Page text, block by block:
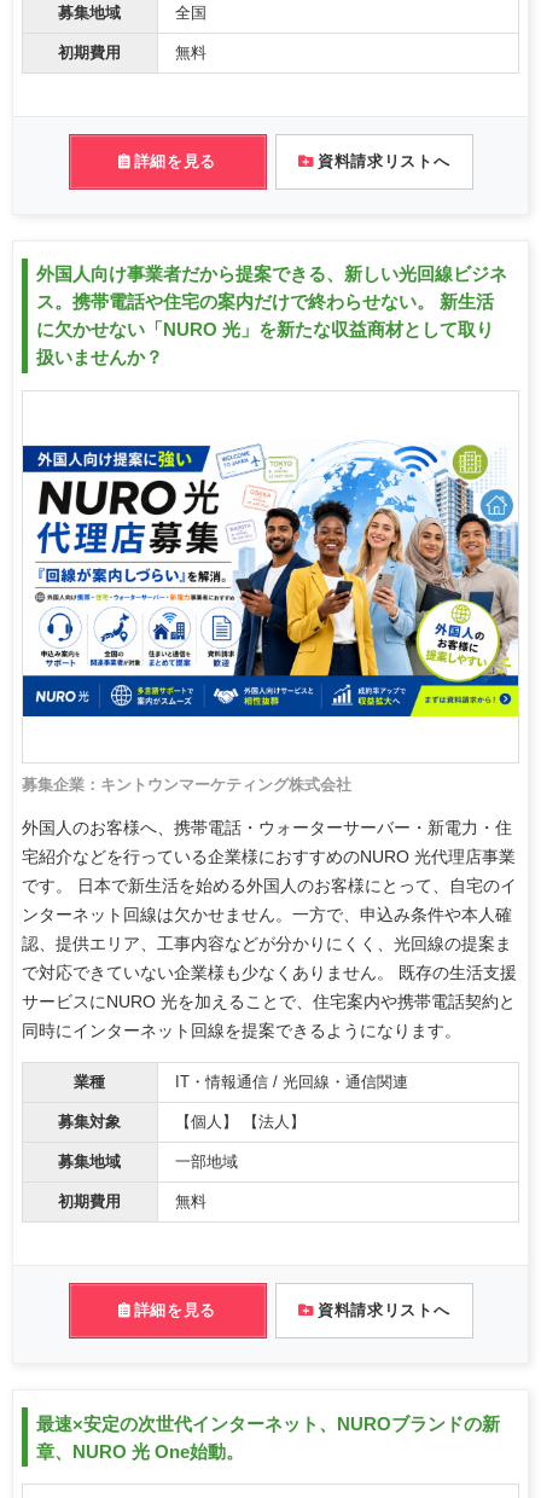
募集地域 全国
初期費用 無料
詳細を見る 資料請求リストへ
外国人向け事業者だから提案できる、新しい光回線ビジネ
ス。携帯電話や住宅の案内だけで終わらせない。 新生活
に欠かせない「NURO 光」を新たな収益商材として取り
扱いませんか？
募集企業：キントウンマーケティング株式会社
外国人のお客様へ、携帯電話・ウォーターサーバー・新電力・住
宅紹介などを行っている企業様におすすめのNURO 光代理店事業
です。 日本で新生活を始める外国人のお客様にとって、自宅のイ
ンターネット回線は欠かせません。一方で、申込み条件や本人確
認、提供エリア、工事内容などが分かりにくく、光回線の提案ま
で対応できていない企業様も少なくありません。 既存の生活支援
サービスにNURO 光を加えることで、住宅案内や携帯電話契約と
同時にインターネット回線を提案できるようになります。
業種 IT・情報通信 / 光回線・通信関連
募集対象 【個人】 【法人】
募集地域 一部地域
初期費用 無料
詳細を見る 資料請求リストへ
最速×安定の次世代インターネット、NUROブランドの新
章、NURO 光 One始動。